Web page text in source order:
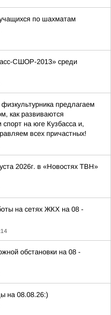
по шахматам
СШОР-2013» среди
предлагаем
как развиваются
спорт на юге Кузбасса и,
всех причастных!
2026г. в «Новостях ТВН»
на сетях ЖКХ на 08 -
обстановки на 08 -
на 08.08.26:)